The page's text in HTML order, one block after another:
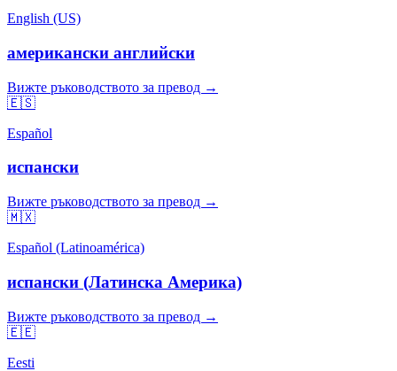
English (US)
американски английски
Вижте ръководството за превод →
🇪🇸
Español
испански
Вижте ръководството за превод →
🇲🇽
Español (Latinoamérica)
испански (Латинска Америка)
Вижте ръководството за превод →
🇪🇪
Eesti